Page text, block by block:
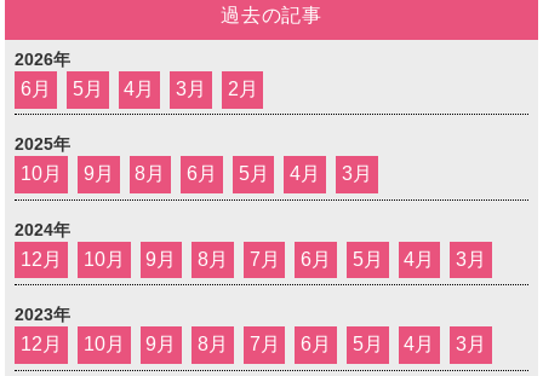
過去の記事
2026年
6月 5月 4月 3月 2月
2025年
10月 9月 8月 6月 5月 4月 3月
2024年
12月 10月 9月 8月 7月 6月 5月 4月 3月
2023年
12月 10月 9月 8月 7月 6月 5月 4月 3月